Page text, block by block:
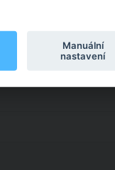
se lépe. Chceš začít,
ráda ti pomohu. :)
Manuální
nastavení